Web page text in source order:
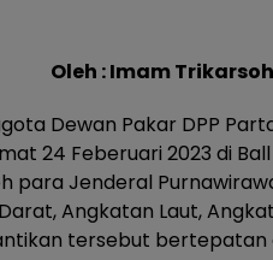
Oleh : Imam
Dewan Pakar DPP
24 Feberuari 2023 di
para Jenderal
Angkatan Laut,
tersebut